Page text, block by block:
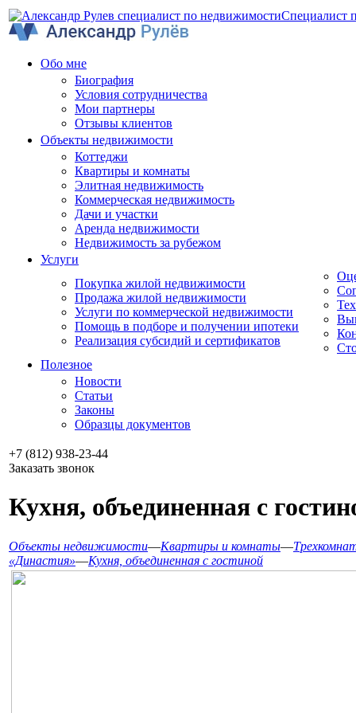
Специалист
Обо мне
Биография
Условия сотрудничества
Мои партнеры
Отзывы клиентов
Объекты недвижимости
Коттеджи
Квартиры и комнаты
Элитная недвижимость
Коммерческая недвижимость
Дачи и участки
Аренда недвижимости
Недвижимость за рубежом
Услуги
Покупка жилой недвижимости
Продажа жилой недвижимости
Услуги по коммерческой недвижимости
Помощь в подборе и получении ипотеки
Реализация субсидий и сертификатов
Полезное
Новости
Статьи
Законы
Образцы документов
+7 (812) 938-23-44
Заказать звонок
Кухня, объединенная с
Объекты недвижимости—Квартиры и комнаты—
«Династия»—Кухня, объединенная с гостиной